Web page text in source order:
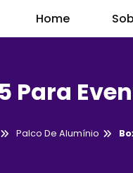
Home
Para
Palco De Alumínio